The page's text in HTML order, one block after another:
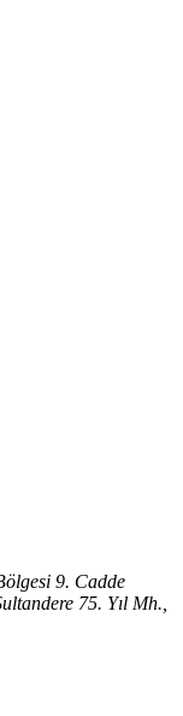
9. Cadde
75. Yıl Mh.,